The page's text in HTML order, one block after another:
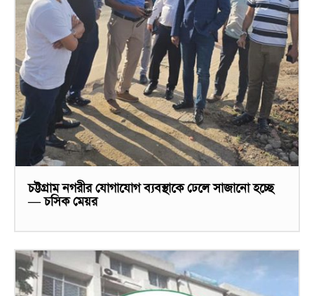
চট্টগ্রাম নগরীর যোগাযোগ ব্যবস্থাকে ঢেলে সাজানো হচ্ছে
— চসিক মেয়র